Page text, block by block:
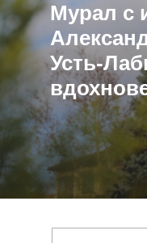
Мурал с
Усть-